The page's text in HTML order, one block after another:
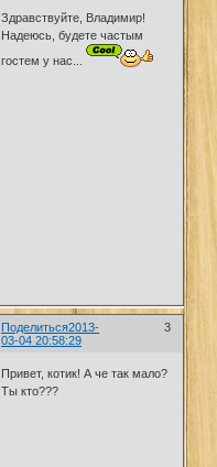
Здравствуйте, Владимир!
Надеюсь, будете частым
гостем у нас...
Поделиться 3
2013-
03-04 20:58:29
Привет, котик! А че так мало?
Ты кто???